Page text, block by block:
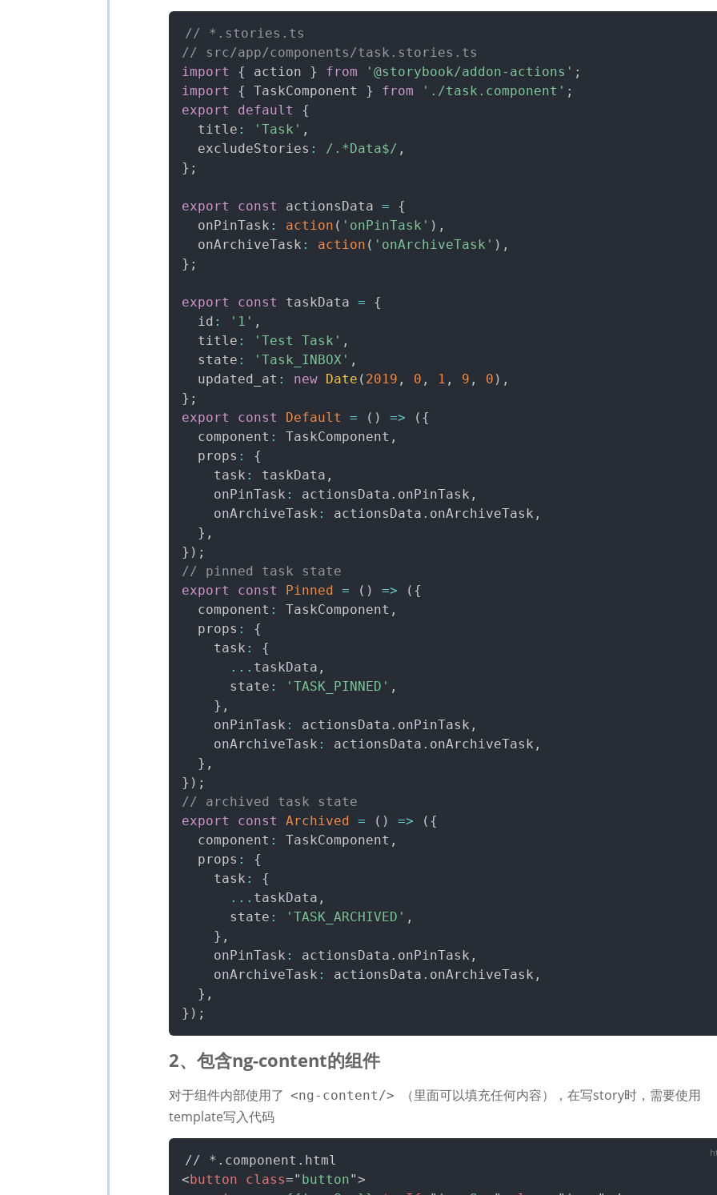
// *.stories.ts
// src/app/components/task.stories.ts
import
{ action } from '@storybook/addon-actions' ;
import
{ TaskComponent } from './task.component' ;
export
default
{
  title
: 'Task' ,
  excludeStories
: / .*Data$/ ,
} ;
export const actionsData =
{
  onPinTask
: action ( 'onPinTask' ) ,
  onArchiveTask
: action ( 'onArchiveTask' ) ,
} ;
export const taskData =
{
  id
: '1' ,
  title
: 'Test Task' ,
  state
: 'Task_INBOX' ,
  updated_at
: new Date ( 2019 , 0 , 1 , 9 , 0 ) ,
} ;
export
const Default = ( ) => ( {
  component
: TaskComponent ,
  props
:
{
    task
: taskData ,
    onPinTask
: actionsData . onPinTask ,
    onArchiveTask
: actionsData . onArchiveTask ,
} ,
} ) ;
// pinned task state
export
const Pinned = ( ) => ( {
  component
: TaskComponent ,
  props
:
{
    task
:
{
... taskData ,
      state
: 'TASK_PINNED' ,
} ,
    onPinTask
: actionsData . onPinTask ,
    onArchiveTask
: actionsData . onArchiveTask ,
} ,
} ) ;
// archived task state
export
const Archived = ( ) => ( {
  component
: TaskComponent ,
  props
:
{
    task
:
{
... taskData ,
      state
: 'TASK_ARCHIVED' ,
} ,
    onPinTask
: actionsData . onPinTask ,
    onArchiveTask
: actionsData . onArchiveTask ,
} ,
} ) ;
2、包含ng-content的组件
对于组件内部使用了 <ng-content/>
（里面可以填充任何内容），在写story时，需要使用
template写入代码
<button class=" button">